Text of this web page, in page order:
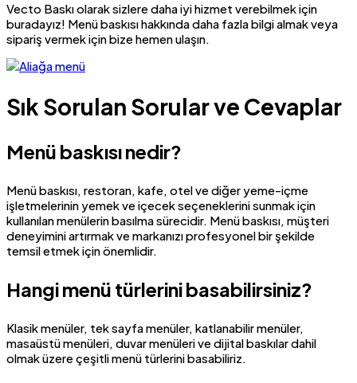
Vecto Baskı olarak sizlere daha iyi hizmet verebilmek için
buradayız! Menü baskısı hakkında daha fazla bilgi almak veya
sipariş vermek için bize hemen ulaşın.
Sık Sorulan Sorular ve Cevaplar
Menü baskısı nedir?
Menü baskısı, restoran, kafe, otel ve diğer yeme-içme
işletmelerinin yemek ve içecek seçeneklerini sunmak için
kullanılan menülerin basılma sürecidir. Menü baskısı, müşteri
deneyimini artırmak ve markanızı profesyonel bir şekilde
temsil etmek için önemlidir.
Hangi menü türlerini basabilirsiniz?
Klasik menüler, tek sayfa menüler, katlanabilir menüler,
masaüstü menüleri, duvar menüleri ve dijital baskılar dahil
olmak üzere çeşitli menü türlerini basabiliriz.